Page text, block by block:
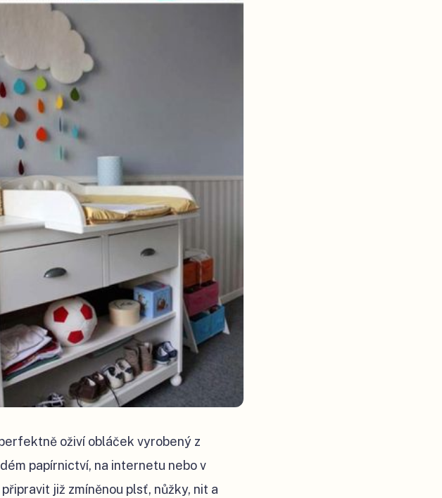
oživí obláček vyrobený z
papírnictví, na internetu nebo v
již zmíněnou plsť, nůžky, nit a